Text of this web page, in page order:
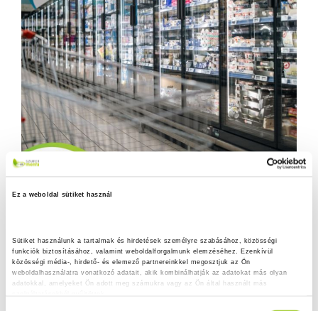
Ez a weboldal sütiket használ
Sütiket használunk a tartalmak és hirdetések személyre szabásához, közösségi
funkciók biztosításához, valamint weboldalforgalmunk elemzéséhez. Ezenkívül
közösségi média-, hirdető- és elemező partnereinkkel megosztjuk az Ön
weboldalhasználatra vonatkozó adatait, akik kombinálhatják az adatokat más olyan
adatokkal, amelyeket Ön adott meg számukra vagy az Ön által használt más